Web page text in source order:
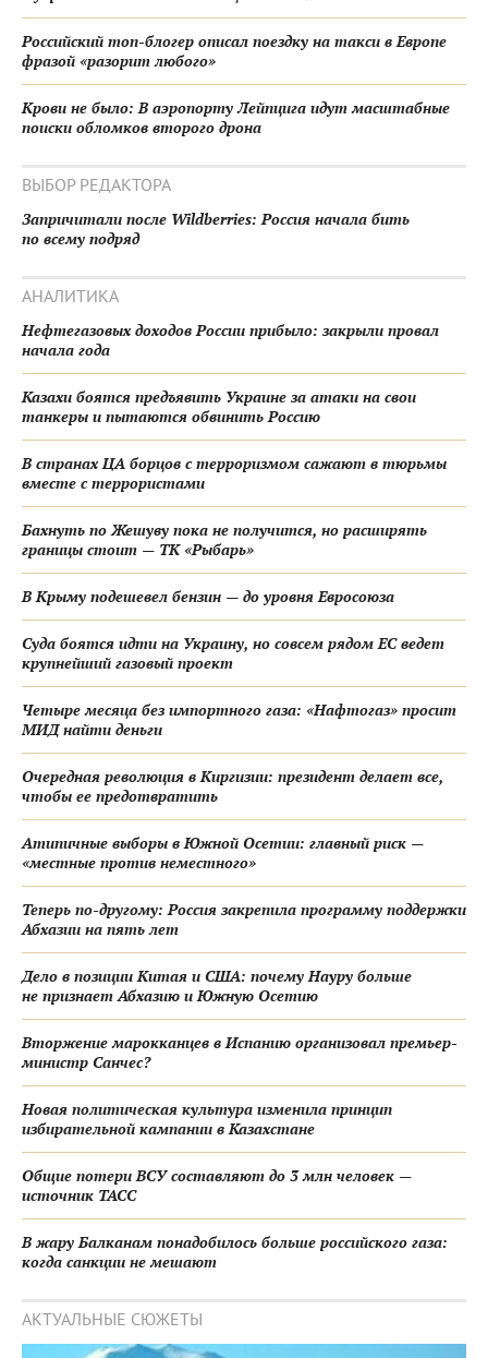
Российский топ-блогер описал поездку на такси в Европе
фразой «разорит любого»
Крови не было: В аэропорту Лейпцига идут масштабные
поиски обломков второго дрона
ВЫБОР РЕДАКТОРА
Запричитали после Wildberries: Россия начала бить
по всему подряд
АНАЛИТИКА
Нефтегазовых доходов России прибыло: закрыли провал
начала года
Казахи боятся предъявить Украине за атаки на свои
танкеры и пытаются обвинить Россию
В странах ЦА борцов с терроризмом сажают в тюрьмы
вместе с террористами
Бахнуть по Жешуву пока не получится, но расширять
границы стоит — ТК «Рыбарь»
В Крыму подешевел бензин — до уровня Евросоюза
Суда боятся идти на Украину, но совсем рядом ЕС ведет
крупнейший газовый проект
Четыре месяца без импортного газа: «Нафтогаз» просит
МИД найти деньги
Очередная революция в Киргизии: президент делает все,
чтобы ее предотвратить
Атипичные выборы в Южной Осетии: главный риск —
«местные против неместного»
Теперь по-другому: Россия закрепила программу поддержки
Абхазии на пять лет
Дело в позиции Китая и США: почему Науру больше
не признает Абхазию и Южную Осетию
Вторжение марокканцев в Испанию организовал премьер-
министр Санчес?
Новая политическая культура изменила принцип
избирательной кампании в Казахстане
Общие потери ВСУ составляют до 3 млн человек —
источник ТАСС
В жару Балканам понадобилось больше российского газа:
когда санкции не мешают
АКТУАЛЬНЫЕ СЮЖЕТЫ